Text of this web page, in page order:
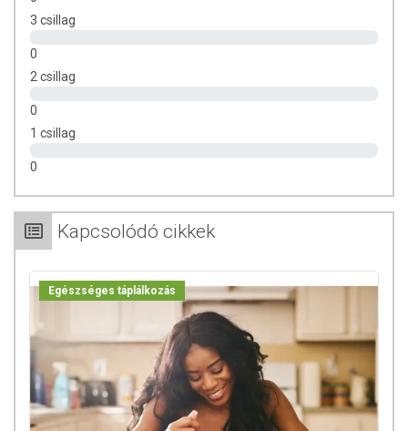
beszélje meg kezelőorvosával. Az ajánlott napi
fogyasztási mennyiséget ne lépje túl! Ne szedje a készítményt,
Kisgyermektől elzárva tartandó!
3 csillag
0
2 csillag
0
1 csillag
0
Kapcsolódó cikkek
Egészséges táplálkozás